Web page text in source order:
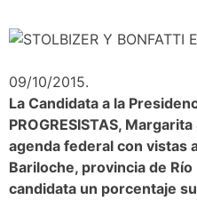
09/10/2015.
La Candidata a la
PROGRESISTAS,
agenda federal con vistas
Bariloche, provincia de
candidata un porcentaje